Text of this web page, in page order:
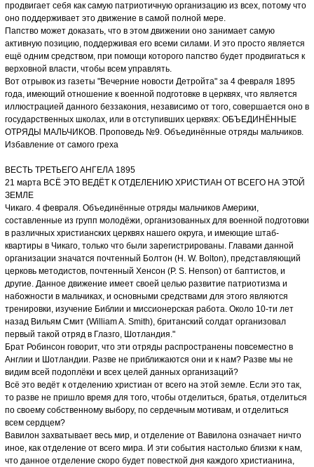
продвигает себя как самую патриотичную организацию из всех, потому что
оно поддерживает это движение в самой полной мере.
Папство может доказать, что в этом движении оно занимает самую
активную позицию, поддерживая его всеми силами. И это просто является
ещё одним средством, при помощи которого папство будет продвигаться к
верховной власти, чтобы всем управлять.
Вот отрывок из газеты "Вечерние новости Детройта" за 4 февраля 1895
года, имеющий отношение к военной подготовке в церквях, что является
иллюстрацией данного беззакония, независимо от того, совершается оно в
государственных школах, или в отступивших церквях: ОБЪЕДИНЁННЫЕ
ОТРЯДЫ МАЛЬЧИКОВ. Проповедь №9. Объединённые отряды мальчиков.
Избавление от самого греха
ВЕСТЬ ТРЕТЬЕГО АНГЕЛА 1895
21 марта ВСЁ ЭТО ВЕДЁТ К ОТДЕЛЕНИЮ ХРИСТИАН ОТ ВСЕГО НА ЭТОЙ
ЗЕМЛЕ
Чикаго. 4 февраля. Объединённые отряды мальчиков Америки,
составленные из групп молодёжи, организованных для военной подготовки
в различных христианских церквях нашего округа, и имеющие штаб-
квартиры в Чикаго, только что были зарегистрированы. Главами данной
организации значатся почтенный Болтон (H. W. Bolton), представляющий
церковь методистов, почтенный Хенсон (P. S. Henson) от баптистов, и
другие. Данное движение имеет своей целью развитие патриотизма и
набожности в мальчиках, и основными средствами для этого являются
тренировки, изучение Библии и миссионерская работа. Около 10-ти лет
назад Вильям Смит (William A. Smith), британский солдат организовал
первый такой отряд в Глазго, Шотландия."
Брат Робинсон говорит, что эти отряды распространены повсеместно в
Англии и Шотландии. Разве не приближаются они и к нам? Разве мы не
видим всей подоплёки и всех целей данных организаций?
Всё это ведёт к отделению христиан от всего на этой земле. Если это так,
то разве не пришло время для того, чтобы отделиться, братья, отделиться
по своему собственному выбору, по сердечным мотивам, и отделиться
всем сердцем?
Вавилон захватывает весь мир, и отделение от Вавилона означает ничто
иное, как отделение от всего мира. И эти события настолько близки к нам,
что данное отделение скоро будет повесткой дня каждого христианина,